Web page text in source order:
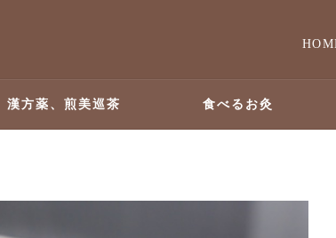
漢方薬、煎美巡茶 食べるお灸